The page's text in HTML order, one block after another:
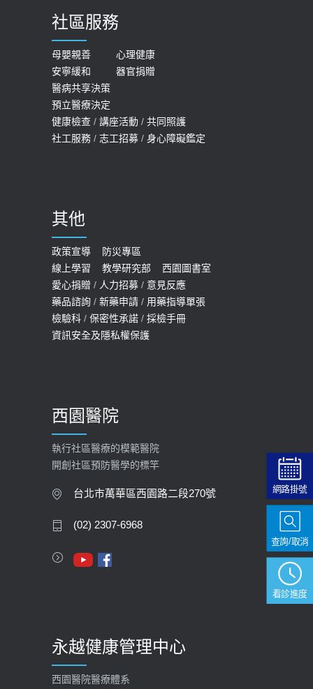
社區服務
母嬰親善
心理健康
安寧緩和
器官捐贈
醫病共享決策
預立醫療決定
健康檢查 / 講座活動 / 共同照護
社工服務 / 志工招募 / 身心障礙鑑定
其他
政策宣導
防災專區
線上學習
教學研究部
西園圖書室
愛心捐贈 / 人力招募 / 意見反應
藥品諮詢 / 新藥申請 / 用藥指導單張
檢驗科 / 保密性承諾 / 採檢手冊
資訊安全及隱私權保護
西園醫院
執行社區醫療的模範醫院
開創社區預防醫學的標竿
台北市萬華區西園路二段270號
(02) 2307-6968
永越健康管理中心
西園醫院醫療體系
網路掛號
看診進度
查詢/取消